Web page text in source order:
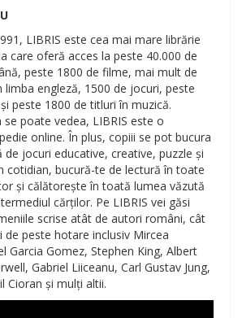
LIBRIS este cea mai mare librărie
care oferă acces la peste 40.000 de
peste 1800 de filme, mai mult de
limba engleză, 1500 de jocuri, peste
peste 1800 de titluri în muzică.
poate vedea, LIBRIS este o
online. În plus, copiii se pot bucura
jocuri educative, creative, puzzle și
cotidian, bucură-te de lectură în toate
și călătorește în toată lumea văzută
cărților. Pe LIBRIS vei găsi
scrise atât de autori români, cât
de peste hotare inclusiv Mircea
Garcia Gomez, Stephen King, Albert
Gabriel Liiceanu, Carl Gustav Jung,
Cioran și mulți altii.